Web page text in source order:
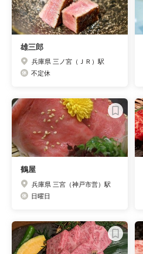
雄三郎
兵庫県 三ノ宮（ＪＲ）駅
不定休
鶴屋
兵庫県 三宮（神戸市営）駅
日曜日